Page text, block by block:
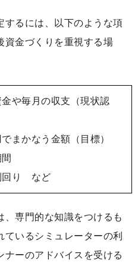
するには、以下のような項
資金づくりを重視する場
や毎月の収支（現状認
まかなう金額（目標）
回り など
、専門的な知識をつけるも
ているシミュレーターの利
ナーのアドバイスを受ける